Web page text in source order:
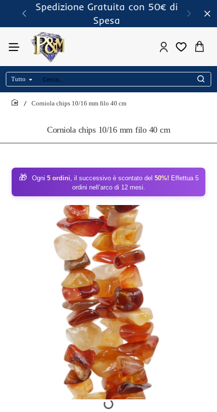
Spedizione Gratuita con 50€ di
Spesa
Tutto
Cerca..
Corniola chips 10/16 mm filo 40 cm
Corniola chips 10/16 mm filo 40 cm
🎁 Ogni 5 ordini, il successivo è scontato del 50%! Effettua 5
ordini nell’arco di 12 mesi.